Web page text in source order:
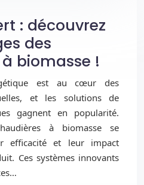
: découvrez
des
biomasse !
est au cœur des
et les solutions de
gagnent en popularité.
à biomasse se
efficacité et leur impact
Ces systèmes innovants